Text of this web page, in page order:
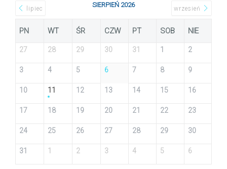
lipiec SIERPIEŃ 2026 wrzesień
PN WT ŚR CZW PT SOB NIE
27 28 29 30 31 1 2
3 4 5 6 7 8 9
10 11 12 13 14 15 16
17 18 19 20 21 22 23
24 25 26 27 28 29 30
31 1 2 3 4 5 6